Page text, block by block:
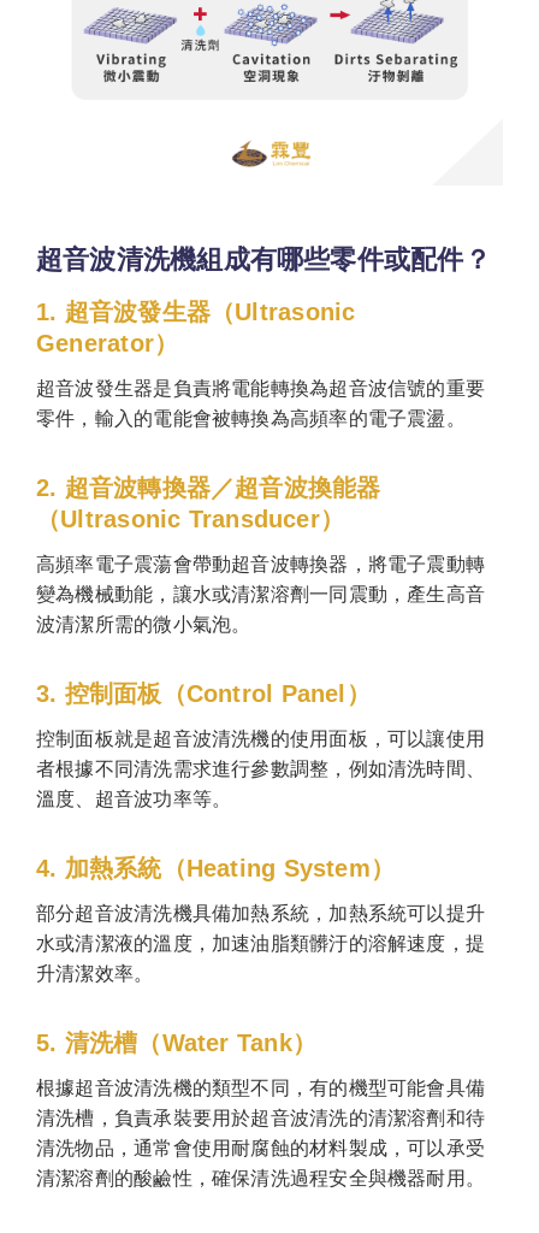
超音波清洗機組成有哪些零件或配件？
1. 超音波發生器（Ultrasonic
Generator）
超音波發生器是負責將電能轉換為超音波信號的重要
零件，輸入的電能會被轉換為高頻率的電子震盪。
2. 超音波轉換器／超音波換能器
（Ultrasonic Transducer）
高頻率電子震蕩會帶動超音波轉換器，將電子震動轉
變為機械動能，讓水或清潔溶劑一同震動，產生高音
波清潔所需的微小氣泡。
3. 控制面板（Control Panel）
控制面板就是超音波清洗機的使用面板，可以讓使用
者根據不同清洗需求進行參數調整，例如清洗時間、
溫度、超音波功率等。
4. 加熱系統（Heating System）
部分超音波清洗機具備加熱系統，加熱系統可以提升
水或清潔液的溫度，加速油脂類髒汙的溶解速度，提
升清潔效率。
5. 清洗槽（Water Tank）
根據超音波清洗機的類型不同，有的機型可能會具備
清洗槽，負責承裝要用於超音波清洗的清潔溶劑和待
清洗物品，通常會使用耐腐蝕的材料製成，可以承受
清潔溶劑的酸鹼性，確保清洗過程安全與機器耐用。